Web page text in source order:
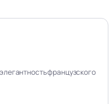
французского